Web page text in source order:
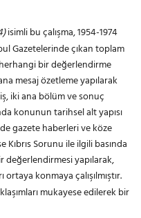
isimli bu çalışma, 1954-1974
Gazetelerinde çıkan toplam
bir değerlendirme
mesaj özetleme yapılarak
iki ana bölüm ve sonuç
konunun tarihsel alt yapısı
gazete haberleri ve köze
Kıbrıs Sorunu ile ilgili basında
değerlendirmesi yapılarak,
ortaya konmaya çalışılmıştır.
mukayese edilerek bir